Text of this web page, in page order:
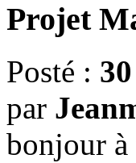
Projet
Posté :
par
bonjour à